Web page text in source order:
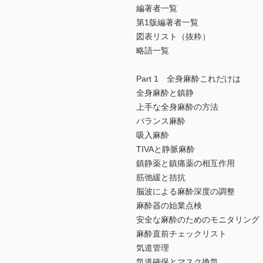
編著者一覧
第1版編著者一覧
図表リスト（抜粋）
略語一覧
Part 1 全身麻酔これだけは
全身麻酔と鎮静
上手な全身麻酔の方法
バランス麻酔
吸入麻酔
TIVAと静脈麻酔
鎮静薬と鎮痛薬の相互作用
筋弛緩と拮抗
脳波による麻酔深度の調整
麻酔器の始業点検
安全な麻酔のためのモニタリング
麻酔直前チェックリスト
気道管理